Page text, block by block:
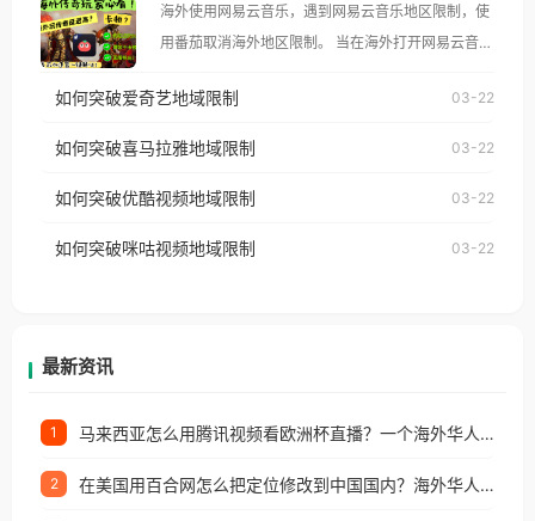
像其他音乐平台一样，出现地区及版权限制问题，且
仅能在中国大陆地区播放。 遇到这个问题的朋友们，
使用番茄回国加速器，即可解决「海外用户收听腾讯
台湾、美国、加拿大、澳大利亚、欧洲等国家和地区
权限制所困扰。
海外使用网易云音乐，遇到网易云音乐地区限制，使
用番茄取消海外地区限制。 当在海外打开网易云音
播放”的提示语。 海外用户如香港、澳门、台湾、美
国、加拿大、澳大利亚、欧洲等国家和地区时，网易
制问题，且仅能在中国大陆地区播放。 遇到这个问题
户收听网易云音乐地区版权限制」的问题，无论人在
如何突破爱奇艺地域限制 03-22
如何突破喜马拉雅地域限制 03-22
如何突破优酷视频地域限制 03-22
如何突破咪咕视频地域限制 03-22
最新资讯
1 马来西亚怎么用腾讯视频看欧洲杯直播？一个海外华人的真实困扰与破解
2 在美国用百合网怎么把定位修改到中国国内？海外华人必备的回国加速指南